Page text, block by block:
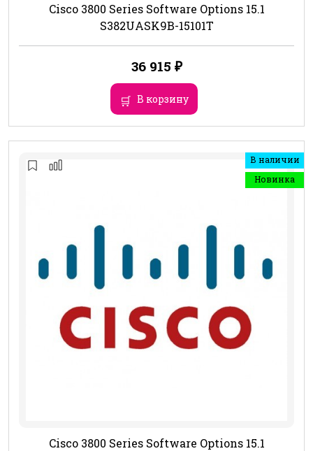
Cisco 3800 Series Software Options 15.1
S382UASK9B-15101T
36 915 ₽
В корзину
В наличии
Новинка
Cisco 3800 Series Software Options 15.1